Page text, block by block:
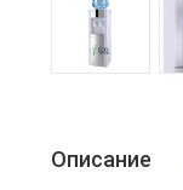
Описание